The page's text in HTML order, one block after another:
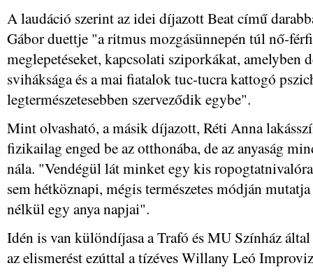
A laudáció szerint az idei díjazott Beat című
Gábor duettje "a ritmus mozgásünnepén túl nő-
meglepetéseket, kapcsolati sziporkákat, amelyben
sviháksága és a mai fiatalok tuc-tucra kattogó
legtermészetesebben szerveződik egybe".
Mint olvasható, a másik díjazott, Réti Anna
fizikailag enged be az otthonába, de az anyaság
nála. "Vendégül lát minket egy kis
sem hétköznapi, mégis természetes módján
nélkül egy anya napjai".
Idén is van különdíjasa a Trafó és MU Színház
az elismerést ezúttal a tízéves Willany Leó